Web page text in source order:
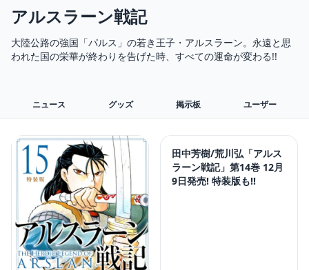
アルスラーン戦記
大陸公路の強国「パルス」の若き王子・アルスラーン。永遠と思
われた国の栄華が終わりを告げた時、すべての運命が変わる!!
ニュース グッズ 掲示板 ユーザー
田中芳樹/荒川弘「アルス
ラーン戦記」第14巻 12月
9日発売! 特装版も!!